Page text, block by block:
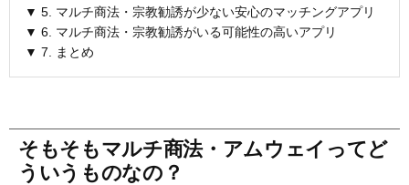
▼ 5. マルチ商法・宗教勧誘が少ない安心のマッチングアプリ
▼ 6. マルチ商法・宗教勧誘がいる可能性の高いアプリ
▼ 7. まとめ
そもそもマルチ商法・アムウェイってど
ういうものなの？